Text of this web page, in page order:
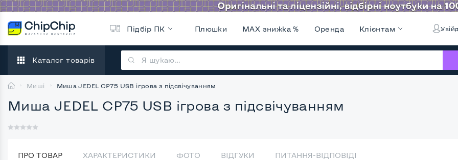
Підбір ПК Плюшки MAX знижка % Оренда Клієнтам
Каталог товарів
Миші Миша JEDEL CP75 USB ігрова з підсвічуванням
Миша JEDEL CP75 USB ігрова з підсвічуванням
ПРО ТОВАР ХАРАКТЕРИСТИКИ ФОТО ВІДГУКИ ПИТАННЯ-ВІДПОВІДІ